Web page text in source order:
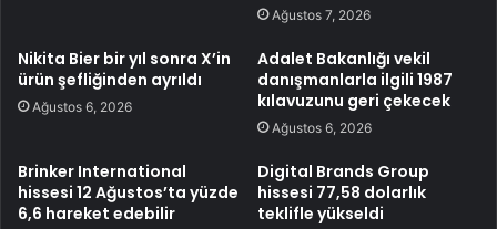
Ağustos 7, 2026
Nikita Bier bir yıl sonra X’in
ürün şefliğinden ayrıldı
Ağustos 6, 2026
Adalet Bakanlığı vekil
danışmanlarla ilgili 1987
kılavuzunu geri çekecek
Ağustos 6, 2026
Brinker International
hissesi 12 Ağustos’ta yüzde
6,6 hareket edebilir
Digital Brands Group
hissesi 77,58 dolarlık
teklifle yükseldi